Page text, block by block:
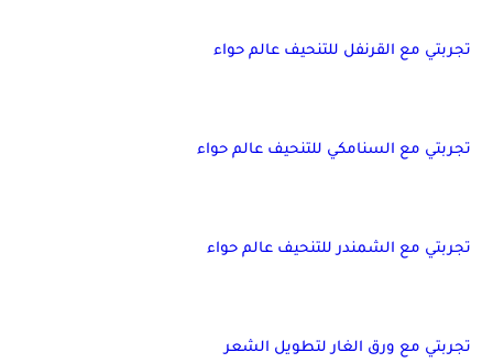
تجربتي مع القرنفل للتنحيف عالم حواء
تجربتي مع السنامكي للتنحيف عالم حواء
تجربتي مع الشمندر للتنحيف عالم حواء
تجربتي مع ورق الغار لتطويل الشعر